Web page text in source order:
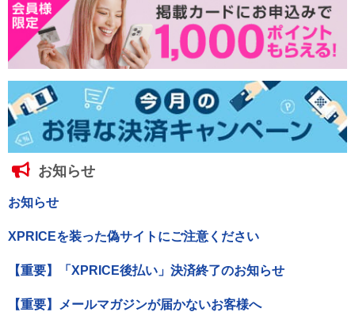
お知らせ
お知らせ
XPRICEを装った偽サイトにご注意ください
【重要】「XPRICE後払い」決済終了のお知らせ
【重要】メールマガジンが届かないお客様へ